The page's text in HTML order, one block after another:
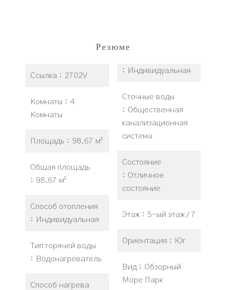
Резюме
Ссылка 2702V
Комнаты
4
Комнаты
Площадь 98.67 м²
Общая площадь
98.67 м²
Способ отопления
Индивидуальная
Тип горячей воды
Водонагреватель
Способ нагрева
Индивидуальная
Сточные воды
Общественная
канализационная
система
Состояние
Отличное
состояние
Этаж 5-ый этаж / 7
Ориентация Юг
Вид
Обзорный
Море Парк